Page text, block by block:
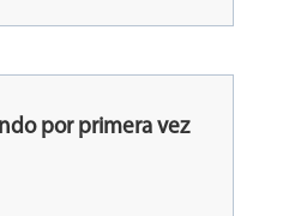
por primera vez